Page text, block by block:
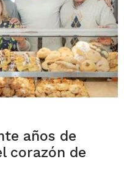
años de
corazón de